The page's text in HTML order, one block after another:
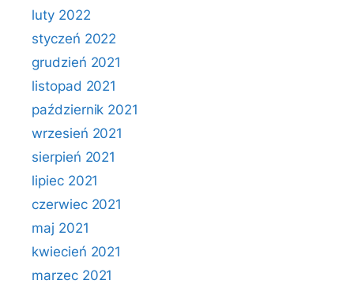
luty 2022
styczeń 2022
grudzień 2021
listopad 2021
październik 2021
wrzesień 2021
sierpień 2021
lipiec 2021
czerwiec 2021
maj 2021
kwiecień 2021
marzec 2021